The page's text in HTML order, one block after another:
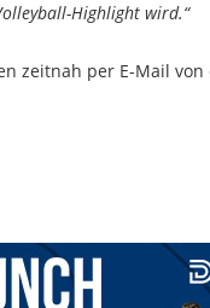
Highlight wird.“
zeitnah per E-Mail